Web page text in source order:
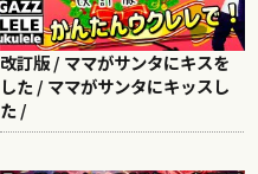
改訂版 / ママがサンタにキスを
した / ママがサンタにキッスし
た /